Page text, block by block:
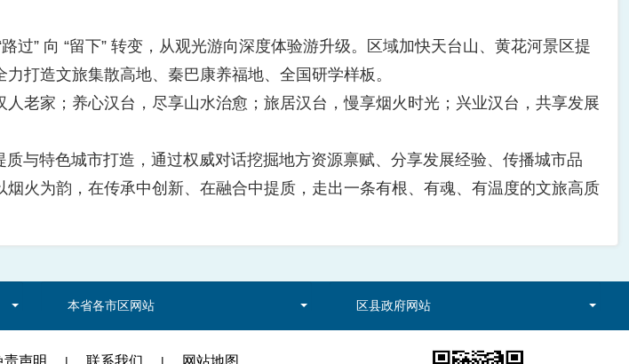
” 向 “留下” 转变，从观光游向深度体验游升级。区域加快天台山、黄花河景区提
打造文旅集散高地、秦巴康养福地、全国研学样板。
家；养心汉台，尽享山水治愈；旅居汉台，慢享烟火时光；兴业汉台，共享发展
特色城市打造，通过权威对话挖掘地方资源禀赋、分享发展经验、传播城市品
火为韵，在传承中创新、在融合中提质，走出一条有根、有魂、有温度的文旅高质
本省各市区网站 区县政府网站
责声明 联系我们 网站地图